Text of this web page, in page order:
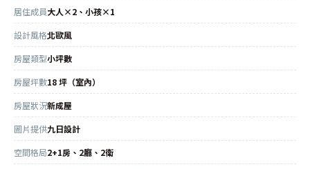
居住成員大人×2、小孩×1
設計風格北歐風
房屋類型小坪數
房屋坪數18 坪（室內）
房屋狀況新成屋
圖片提供九日設計
空間格局2+1房、2廳、2衛